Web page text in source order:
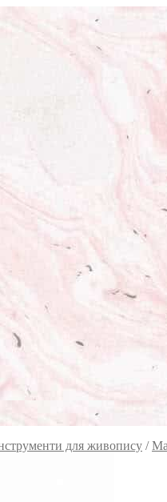
для живопису /